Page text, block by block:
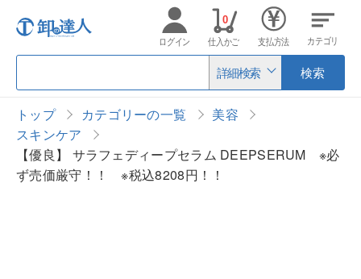
詳細検索 検索
ログイン 仕入かご
0
支払方法 カテゴリ
トップ カテゴリーの一覧
美容
スキンケア
【優良】 サラフェディープセラム DEEPSERUM ※必
ず売価厳守！！ ※税込8208円！！